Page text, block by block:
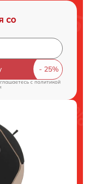
со
cполитикой